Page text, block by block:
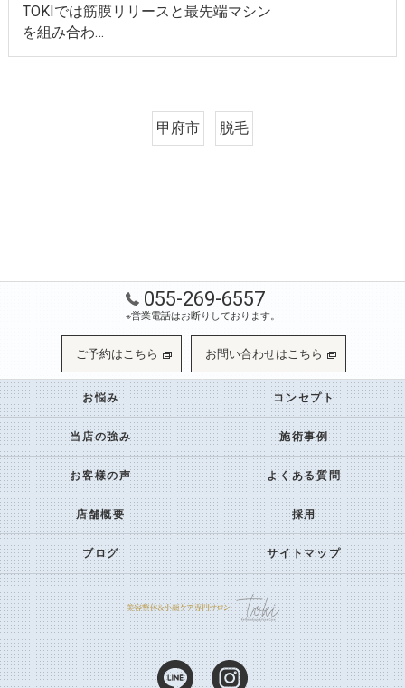
TOKIでは筋膜リリースと最先端マシン
を組み合わ…
甲府市 脱毛
055-269-6557
※営業電話はお断りしております。
ご予約はこちら お問い合わせはこちら
お悩み コンセプト
当店の強み 施術事例
お客様の声 よくある質問
店舗概要 採用
ブログ サイトマップ